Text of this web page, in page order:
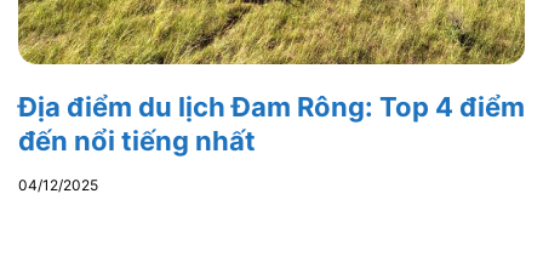
Địa điểm du lịch Đam Rông: Top 4 điểm
đến nổi tiếng nhất
04/12/2025